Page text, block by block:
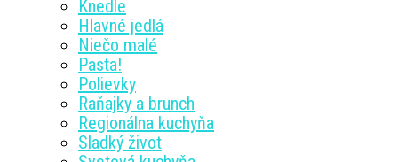
Knedle
Hlavné jedlá
Niečo malé
Pasta!
Polievky
Raňajky a brunch
Regionálna kuchyňa
Sladký život